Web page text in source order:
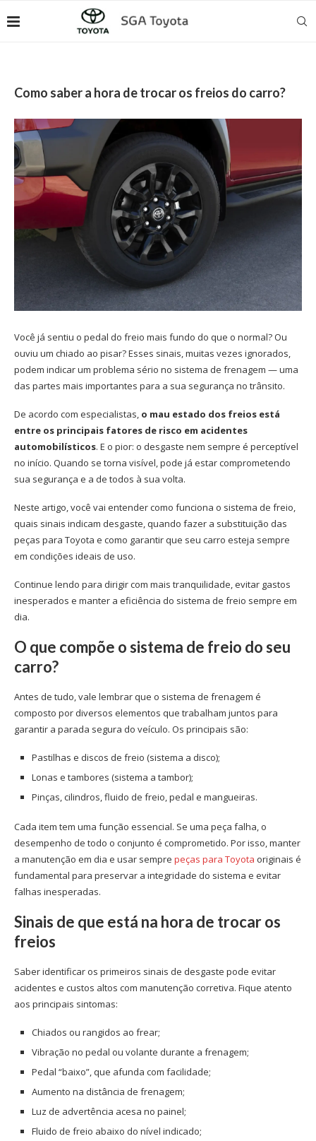
Como saber a hora de trocar os freios do carro?
Você já sentiu o pedal do freio mais fundo do que o normal? Ou
ouviu um chiado ao pisar? Esses sinais, muitas vezes ignorados,
podem indicar um problema sério no sistema de frenagem — uma
das partes mais importantes para a sua segurança no trânsito.
De acordo com especialistas, o mau estado dos freios está
entre os principais fatores de risco em acidentes
automobilísticos. E o pior: o desgaste nem sempre é perceptível
no início. Quando se torna visível, pode já estar comprometendo
sua segurança e a de todos à sua volta.
Neste artigo, você vai entender como funciona o sistema de freio,
quais sinais indicam desgaste, quando fazer a substituição das
peças para Toyota e como garantir que seu carro esteja sempre
em condições ideais de uso.
Continue lendo para dirigir com mais tranquilidade, evitar gastos
inesperados e manter a eficiência do sistema de freio sempre em
dia.
O que compõe o sistema de freio do seu
carro?
Antes de tudo, vale lembrar que o sistema de frenagem é
composto por diversos elementos que trabalham juntos para
garantir a parada segura do veículo. Os principais são:
Pastilhas e discos de freio (sistema a disco);
Lonas e tambores (sistema a tambor);
Pinças, cilindros, fluido de freio, pedal e mangueiras.
Cada item tem uma função essencial. Se uma peça falha, o
desempenho de todo o conjunto é comprometido. Por isso, manter
a manutenção em dia e usar sempre peças para Toyota originais é
fundamental para preservar a integridade do sistema e evitar
falhas inesperadas.
Sinais de que está na hora de trocar os
freios
Saber identificar os primeiros sinais de desgaste pode evitar
acidentes e custos altos com manutenção corretiva. Fique atento
aos principais sintomas:
Chiados ou rangidos ao frear;
Vibração no pedal ou volante durante a frenagem;
Pedal “baixo”, que afunda com facilidade;
Aumento na distância de frenagem;
Luz de advertência acesa no painel;
Fluido de freio abaixo do nível indicado;